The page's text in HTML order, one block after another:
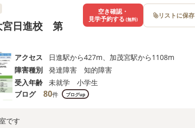
宮日進校 第
アクセス
日進駅から427m、加茂宮駅から1108m
障害種別
発達障害 知的障害
受入年齢
未就学 小学生
ブログ
80件 ブログup
です
空き確認・
見学予約する (無料) リストに保存